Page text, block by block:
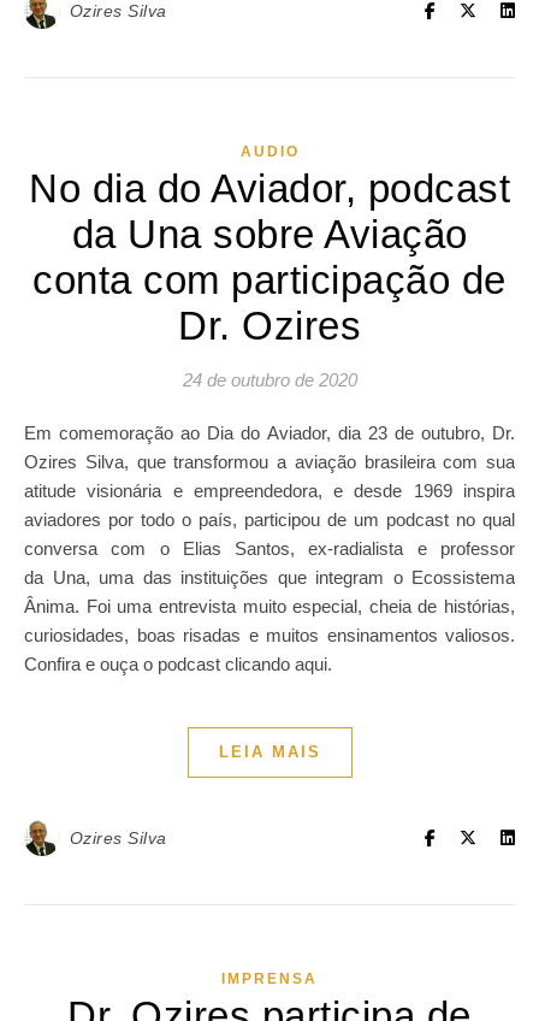
Ozires Silva
AUDIO
No dia do Aviador, podcast
da Una sobre Aviação
conta com participação de
Dr. Ozires
24 de outubro de 2020
Em comemoração ao Dia do Aviador, dia 23 de outubro, Dr.
Ozires Silva, que transformou a aviação brasileira com sua
atitude visionária e empreendedora, e desde 1969 inspira
aviadores por todo o país, participou de um podcast no qual
conversa com o Elias Santos, ex-radialista e professor
da Una, uma das instituições que integram o Ecossistema
Ânima. Foi uma entrevista muito especial, cheia de histórias,
curiosidades, boas risadas e muitos ensinamentos valiosos.
Confira e ouça o podcast clicando aqui.
LEIA MAIS
Ozires Silva
IMPRENSA